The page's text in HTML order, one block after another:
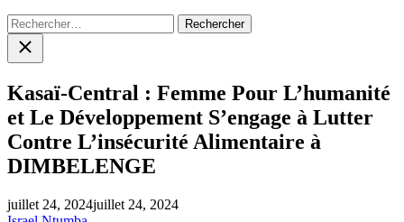
Rechercher :
Close
search
Kasaï-Central : Femme Pour L’humanité
et Le Développement S’engage à Lutter
Contre L’insécurité Alimentaire à
DIMBELENGE
juillet 24, 2024juillet 24, 2024